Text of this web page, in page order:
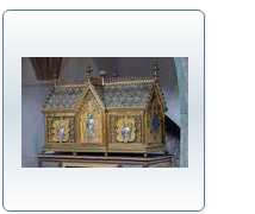
Sport
Technik
Tier
Umwelt
Verkehr